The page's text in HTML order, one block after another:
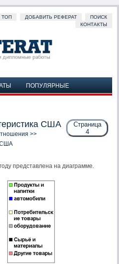
ТОП ДОБАВИТЬ РЕФЕРАТ
ПОИСК
КОНТАКТЫ
ПОПУЛЯРНЫЕ
Страница
4
США
>>
США
представлена на диаграмме.